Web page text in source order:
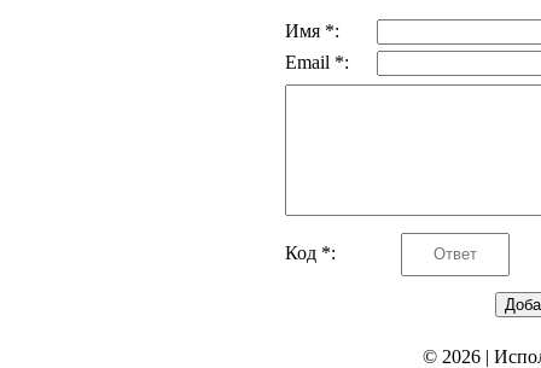
Имя *:
Email *:
Код *:
© 2026|